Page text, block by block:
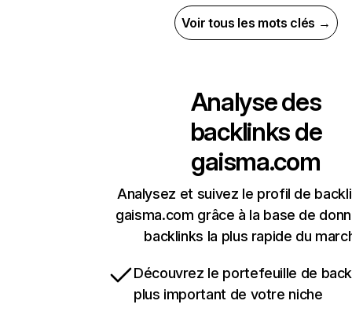
Voir tous les mots clés →
Analyse des
backlinks de
gaisma.com
Analysez et suivez le profil de
gaisma.com grâce à la base de
backlinks la plus rapide du
Découvrez le portefeuille de
plus important de votre niche